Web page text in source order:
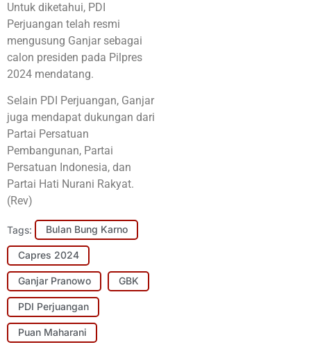
Untuk diketahui, PDI
Perjuangan telah resmi
mengusung Ganjar sebagai
calon presiden pada Pilpres
2024 mendatang.
Selain PDI Perjuangan, Ganjar
juga mendapat dukungan dari
Partai Persatuan
Pembangunan, Partai
Persatuan Indonesia, dan
Partai Hati Nurani Rakyat.
(Rev)
Tags: Bulan Bung Karno
Capres 2024
Ganjar Pranowo GBK
PDI Perjuangan
Puan Maharani